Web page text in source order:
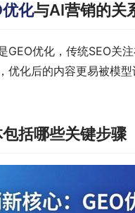
化与AI营销的关
GEO优化，传统SEO关
优化后的内容更易被模
括哪些关键步骤